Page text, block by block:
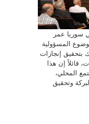
سوريا عمر
المسؤولية
ونجح البنك بتحقيق إنجازات
قائلاً إن هذا
المحلي،
وتحقيق